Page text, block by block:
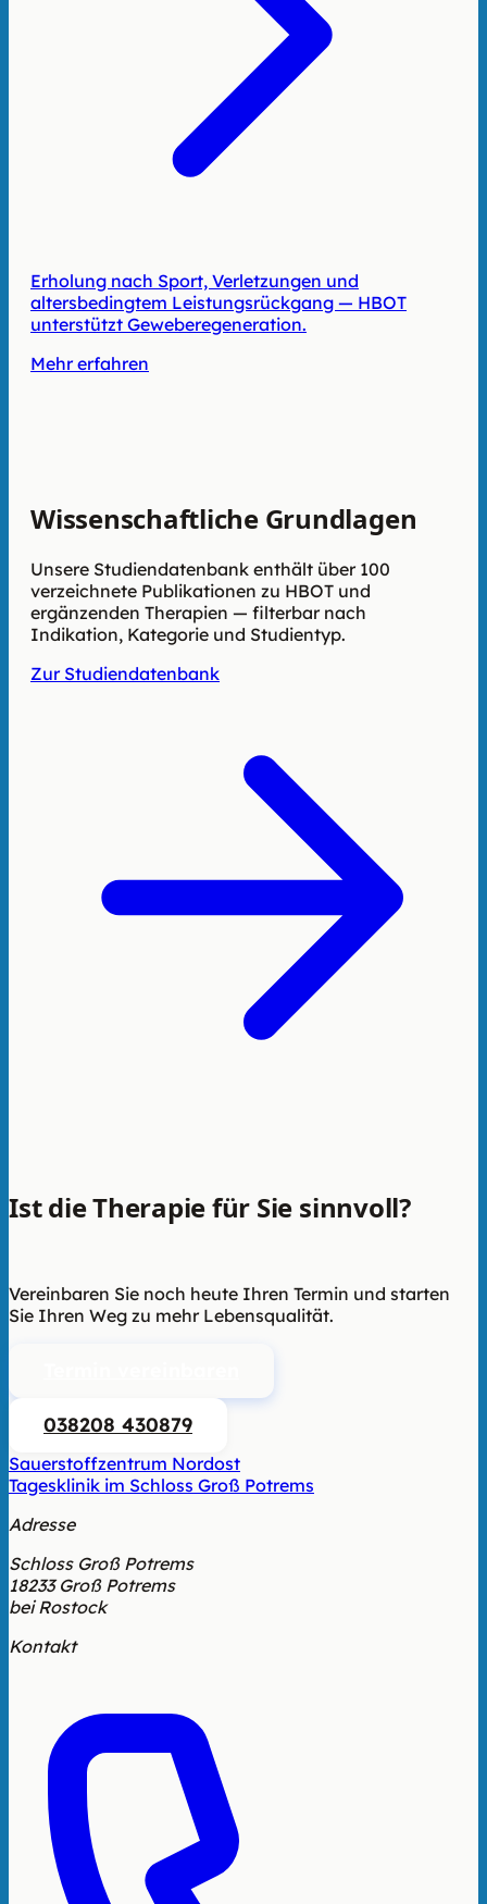
Erholung nach Sport, Verletzungen und
altersbedingtem Leistungsrückgang — HBOT
unterstützt Geweberegeneration.
Mehr erfahren
Wissenschaftliche Grundlagen
Unsere Studiendatenbank enthält über 100
verzeichnete Publikationen zu HBOT und
ergänzenden Therapien — filterbar nach
Indikation, Kategorie und Studientyp.
Zur Studiendatenbank
Ist die Therapie für Sie sinnvoll?
Vereinbaren Sie noch heute Ihren Termin und starten
Sie Ihren Weg zu mehr Lebensqualität.
038208 430879
Sauerstoffzentrum Nordost
Tagesklinik im Schloss Groß Potrems
Adresse
Schloss Groß Potrems
18233 Groß Potrems
bei Rostock
Kontakt